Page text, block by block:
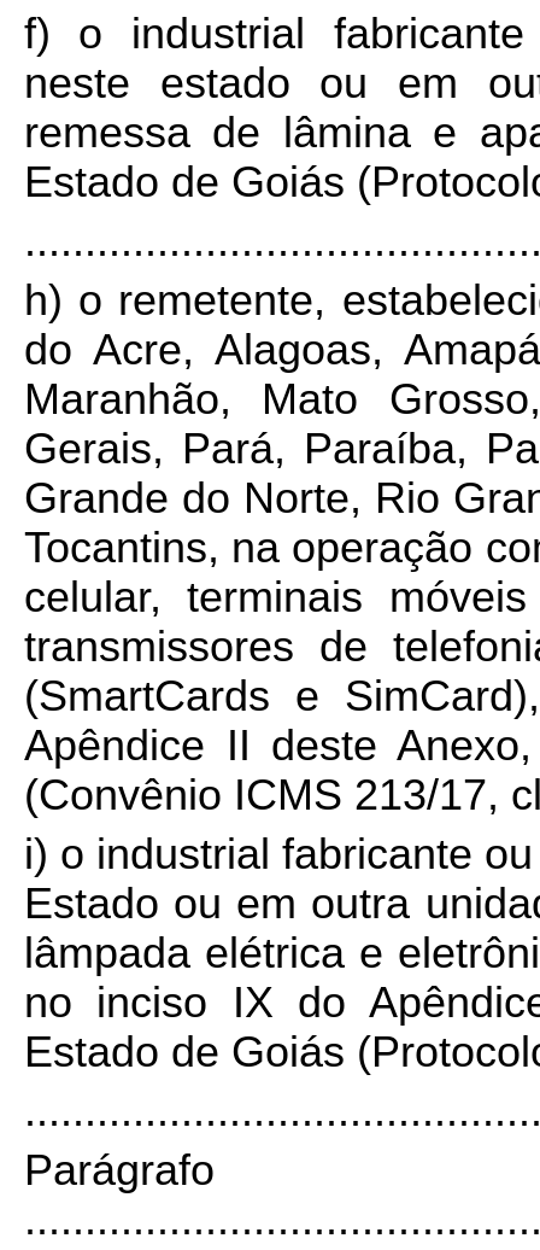
f) o industrial
neste estado ou em
remessa de lâmina e
Estado de Goiás
h) o remetente,
do Acre, Alagoas,
Maranhão, Mato
Gerais, Pará, Paraíba,
Grande do Norte, Rio
Tocantins, na operação
celular, terminais
transmissores de
(SmartCards e
Apêndice II deste
(Convênio ICMS 213/17,
i) o industrial fabricante
Estado ou em outra
lâmpada elétrica e
no inciso IX do
Estado de Goiás